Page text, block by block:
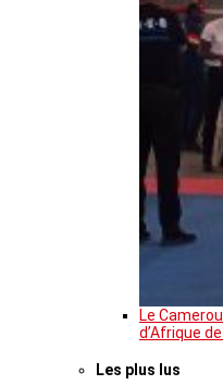
Le
d’Afrique
Les plus lus